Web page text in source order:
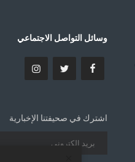
وسائل التواصل الاجتماعي
اشترك في صحيفتنا الإخبارية